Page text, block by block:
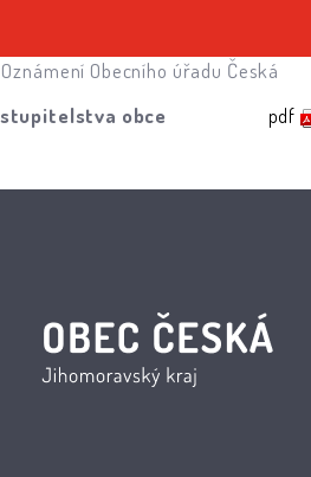
Oznámení Obecního úřadu Česká
obce
pdf